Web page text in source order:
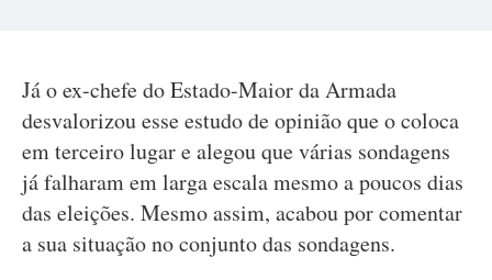
Já o ex-chefe do Estado-Maior da Armada
desvalorizou esse estudo de opinião que o coloca
em terceiro lugar e alegou que várias sondagens
já falharam em larga escala mesmo a poucos dias
das eleições. Mesmo assim, acabou por comentar
a sua situação no conjunto das sondagens.